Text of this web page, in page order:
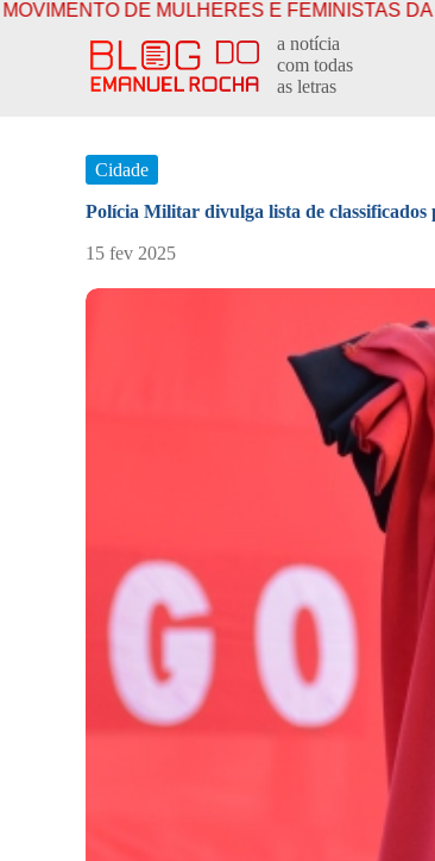
P
E FEMINISTAS DA PARAÍBA
a notícia
com todas
as letras
Cidade
Polícia Militar divulga lista de classificados
15 fev 2025